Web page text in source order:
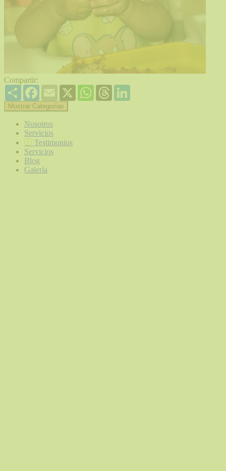
Compartir:
Share Facebook
Email X WhatsAppThreads
Mostrar Categorías
Nosotros
Servicios
Testimonios
Servicios
Blog
Galería